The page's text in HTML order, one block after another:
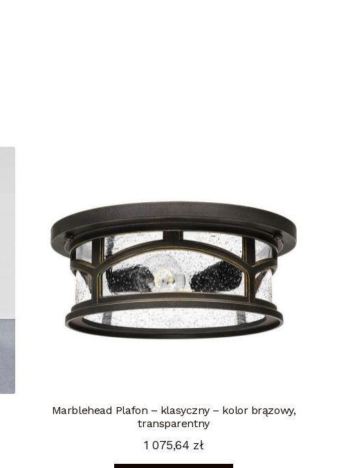
Marblehead Plafon – klasyczny – kolor brązowy,
transparentny
1 075,64 zł